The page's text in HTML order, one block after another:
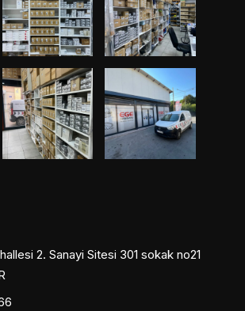
2. Sanayi Sitesi 301 sokak no21